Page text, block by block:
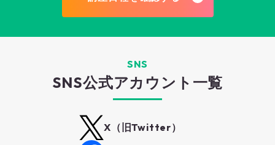
SNS
SNS公式アカウント一覧
X（旧Twitter）